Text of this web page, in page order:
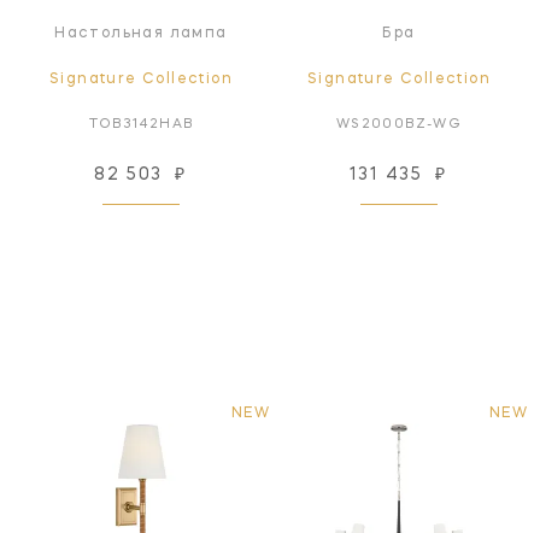
Настольная лампа
Signature Collection
TOB3142HAB
82 503 ₽
Бра
Signature Collection
WS2000BZ-WG
131 435 ₽
NEW NEW